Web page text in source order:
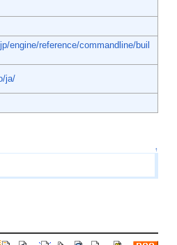
engine/reference/commandline/buil
ja/
↑